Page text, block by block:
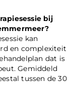
bij
kan
en complexiteit
dat is
Gemiddeld
tussen de 30